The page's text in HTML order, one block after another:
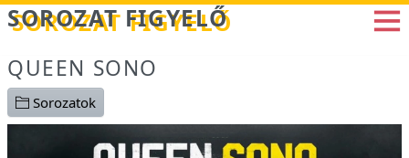
Betöltés...
SOROZAT FIGYELŐ
QUEEN SONO
Sorozatok